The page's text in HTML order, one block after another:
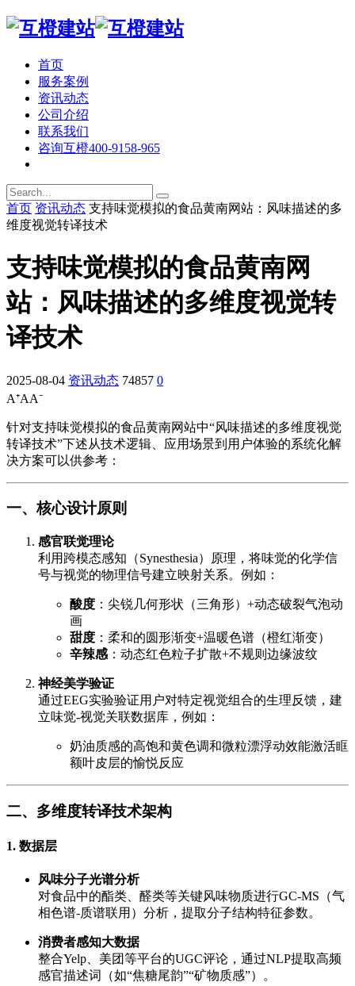
首页
服务案例
资讯动态
公司介绍
联系我们
咨询互橙400-9158-965
首页 资讯动态 支持味觉模拟的食品黄南网站：风味描述的多
维度视觉转译技术
支持味觉模拟的食品黄南网
站：风味描述的多维度视觉转
译技术
2025-08-04 资讯动态 74857 0
A⁺AA⁻
针对支持味觉模拟的食品黄南网站中“风味描述的多维度视觉
转译技术”下述从技术逻辑、应用场景到用户体验的系统化解
决方案可以供参考：
一、核心设计原则
感官联觉理论
利用跨模态感知（Synesthesia）原理，将味觉的化学信
号与视觉的物理信号建立映射关系。例如：
酸度 ：尖锐几何形状（三角形）+动态破裂气泡动
画
甜度 ：柔和的圆形渐变+温暖色谱（橙红渐变）
辛辣感 ：动态红色粒子扩散+不规则边缘波纹
神经美学验证
通过EEG实验验证用户对特定视觉组合的生理反馈，建
立味觉-视觉关联数据库，例如：
奶油质感的高饱和黄色调和微粒漂浮动效能激活眶
额叶皮层的愉悦反应
二、多维度转译技术架构
1. 数据层
风味分子光谱分析
对食品中的酯类、醛类等关键风味物质进行GC-MS（气
相色谱-质谱联用）分析，提取分子结构特征参数。
消费者感知大数据
整合Yelp、美团等平台的UGC评论，通过NLP提取高频
感官描述词（如“焦糖尾韵”“矿物质感”）。